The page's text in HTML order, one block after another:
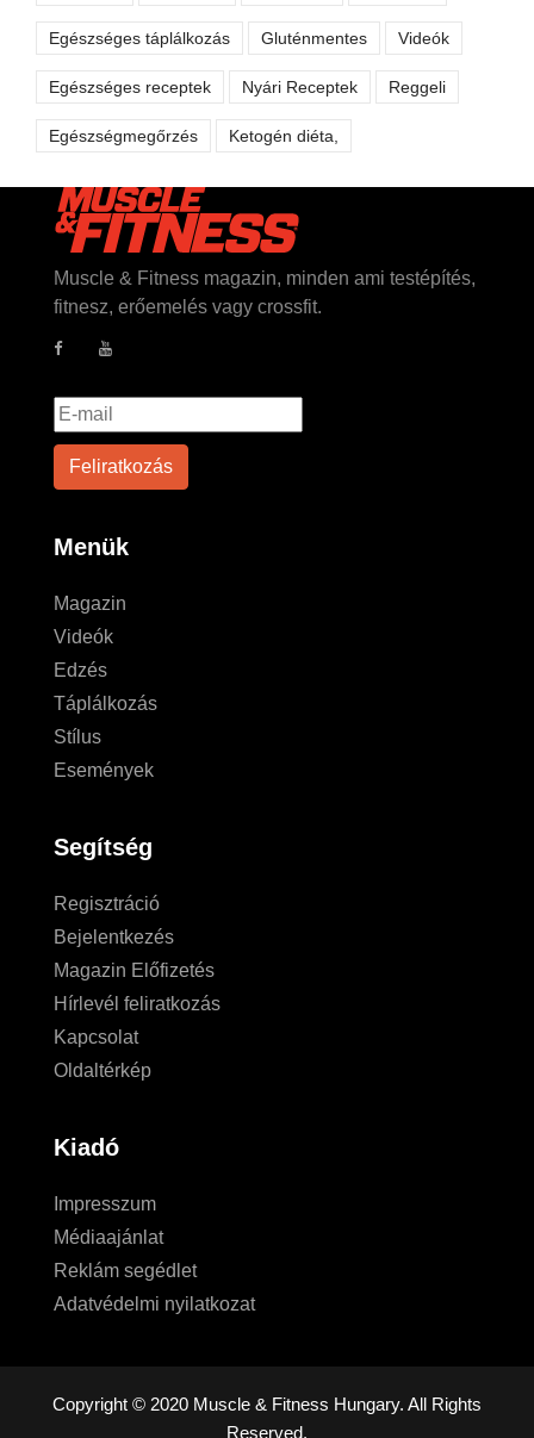
Egészséges táplálkozás Gluténmentes Videók
Egészséges receptek Nyári Receptek Reggeli
Egészségmegőrzés Ketogén diéta,
Muscle & Fitness magazin, minden ami testépítés,
fitnesz, erőemelés vagy crossfit.
Menük
Magazin
Videók
Edzés
Táplálkozás
Stílus
Események
Segítség
Regisztráció
Bejelentkezés
Magazin Előfizetés
Hírlevél feliratkozás
Kapcsolat
Oldaltérkép
Kiadó
Impresszum
Médiaajánlat
Reklám segédlet
Adatvédelmi nyilatkozat
Copyright © 2020 Muscle & Fitness Hungary. All Rights
Reserved.